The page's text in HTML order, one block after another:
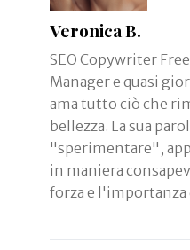
Veronica B.
SEO Copywriter
Manager e quasi
ama tutto ciò che
bellezza. La sua
"sperimentare",
in maniera
forza e